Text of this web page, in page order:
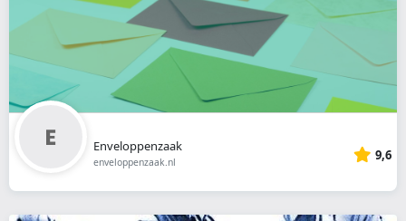
Enveloppenzaak
enveloppenzaak.nl 9,6